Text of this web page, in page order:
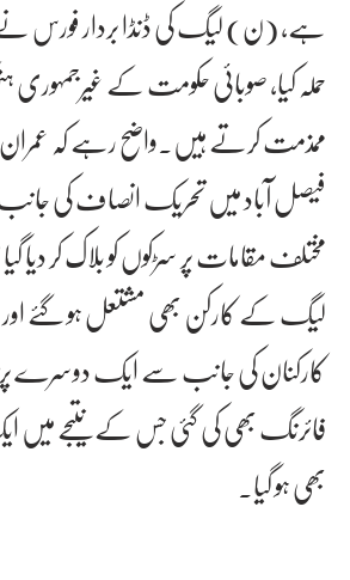
ہے، (ن) لیگ کی ڈنڈا بردار فورس
حملہ کیا، صوبائی حکومت کے غیرجمہوری
ممذمت کرتے ہیں۔واضح رہے کہ
فیصل آباد میں تحریک انصاف کی
مختلف مقامات پر سڑکوں کو بلاک کر
لیگ کے کارکن بھی مشتعل ہو گئے
کارکنان کی جانب سے ایک دوسرے پر
فائرنگ بھی کی گئی جس کے نتیجے میں
بھی ہو گیا۔